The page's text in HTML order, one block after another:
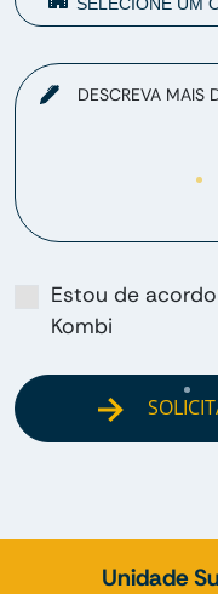
DESCREVA MAIS
Estou de
Kombi
Unidade